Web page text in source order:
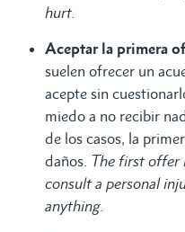
hurt.
Aceptar la primera
suelen ofrecer un
acepte sin
miedo a no recibir
de los casos, la
daños. The first offer
consult a personal
anything.